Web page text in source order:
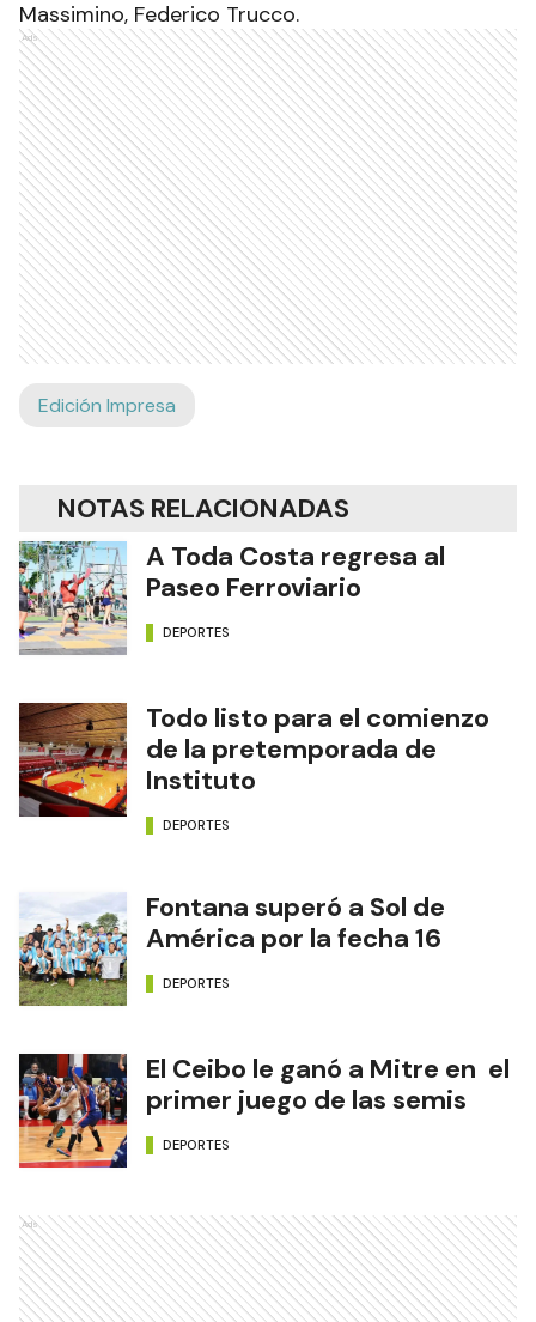
Massimino, Federico Trucco.
Ads
Edición Impresa
NOTAS RELACIONADAS
A Toda Costa regresa al
Paseo Ferroviario
DEPORTES
Todo listo para el comienzo
de la pretemporada de
Instituto
DEPORTES
Fontana superó a Sol de
América por la fecha 16
DEPORTES
El Ceibo le ganó a Mitre en el
primer juego de las semis
DEPORTES
Ads